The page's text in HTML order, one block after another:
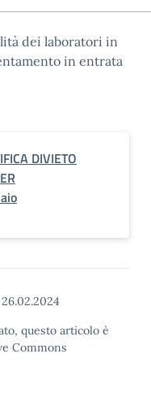
dei laboratori in
in entrata
DIVIETO
26.02.2024
questo articolo è
Commons